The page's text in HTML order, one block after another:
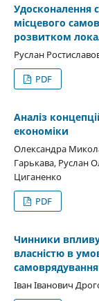
Удосконалення
місцевого
розвитком
Руслан
PDF
Аналіз
економіки
Олександра
Гарькава, Руслан
Циганенко
PDF
Чинники
власністю в
самоврядування
Іван Іванович